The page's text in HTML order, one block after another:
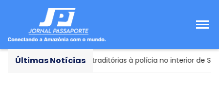
Últimas Notícias
apresenta versões contraditórias à polícia no interior de SP